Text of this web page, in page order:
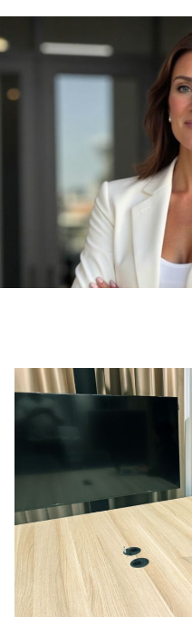
Finanztermine & Events
Kontakt & Service
Professionals
Datenschutzhinweise